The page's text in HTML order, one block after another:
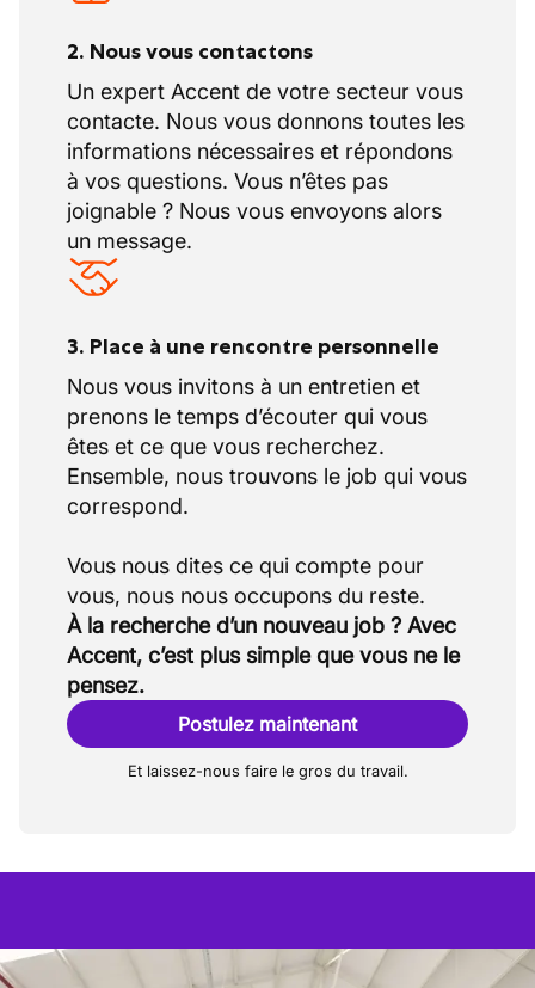
2. Nous vous contactons
Un expert Accent de votre secteur vous
contacte. Nous vous donnons toutes les
informations nécessaires et répondons
à vos questions. Vous n’êtes pas
joignable ? Nous vous envoyons alors
un message.
3. Place à une rencontre personnelle
Nous vous invitons à un entretien et
prenons le temps d’écouter qui vous
êtes et ce que vous recherchez.
Ensemble, nous trouvons le job qui vous
correspond.
Vous nous dites ce qui compte pour
À la recherche d’un nouveau job ? Avec
Accent, c’est plus simple que vous ne le
pensez.
Postulez maintenant
Et laissez-nous faire le gros du travail.